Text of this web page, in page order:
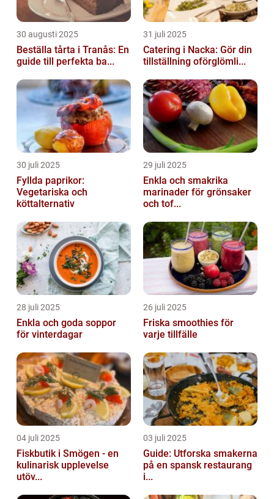
30 augusti 2025
Beställa tårta i Tranås: En
guide till perfekta ba...
31 juli 2025
Catering i Nacka: Gör din
tillställning oförglömli...
30 juli 2025
Fyllda paprikor:
Vegetariska och
köttalternativ
29 juli 2025
Enkla och smakrika
marinader för grönsaker
och tof...
28 juli 2025
Enkla och goda soppor
för vinterdagar
26 juli 2025
Friska smoothies för
varje tillfälle
04 juli 2025
Fiskbutik i Smögen - en
kulinarisk upplevelse
utöv...
03 juli 2025
Guide: Utforska smakerna
på en spansk restaurang
i...